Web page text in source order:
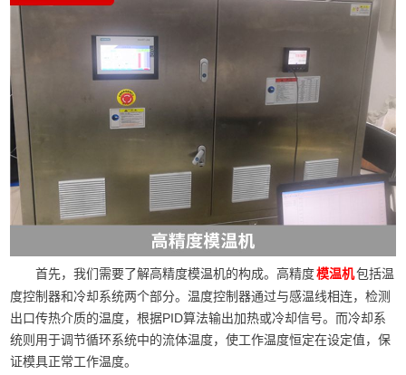
首先，我们需要了解高精度模温机的构成。高精度模温机包括温
度控制器和冷却系统两个部分。温度控制器通过与感温线相连，检测
出口传热介质的温度，根据PID算法输出加热或冷却信号。而冷却系
统则用于调节循环系统中的流体温度，使工作温度恒定在设定值，保
证模具正常工作温度。